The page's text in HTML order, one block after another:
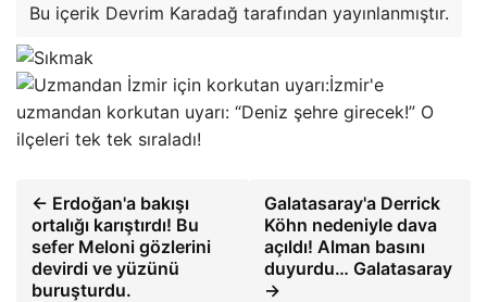
Bu içerik Devrim Karadağ tarafından yayınlanmıştır.
İzmir'e
uzmandan korkutan uyarı: “Deniz şehre girecek!” O
ilçeleri tek tek sıraladı!
← Erdoğan'a bakışı
ortalığı karıştırdı! Bu
sefer Meloni gözlerini
devirdi ve yüzünü
buruşturdu.
Galatasaray'a Derrick
Köhn nedeniyle dava
açıldı! Alman basını
duyurdu… Galatasaray
→